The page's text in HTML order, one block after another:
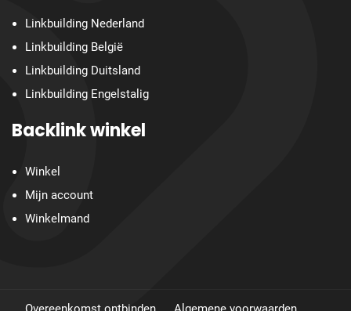
Linkbuilding Nederland
Linkbuilding België
Linkbuilding Duitsland
Linkbuilding Engelstalig
Backlink winkel
Winkel
Mijn account
Winkelmand